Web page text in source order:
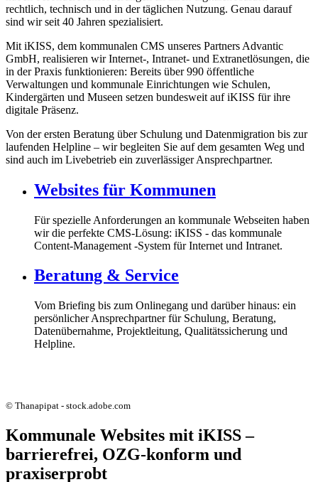
rechtlich, technisch und in der täglichen Nutzung. Genau darauf
sind wir seit 40 Jahren spezialisiert.
Mit iKISS, dem kommunalen CMS unseres Partners Advantic
GmbH, realisieren wir Internet-, Intranet- und Extranetlösungen, die
in der Praxis funktionieren: Bereits über 990 öffentliche
Verwaltungen und kommunale Einrichtungen wie Schulen,
Kindergärten und Museen setzen bundesweit auf iKISS für ihre
digitale Präsenz.
Von der ersten Beratung über Schulung und Datenmigration bis zur
laufenden Helpline – wir begleiten Sie auf dem gesamten Weg und
sind auch im Livebetrieb ein zuverlässiger Ansprechpartner.
Websites für Kommunen
Für spezielle Anforderungen an kommunale Webseiten haben
wir die perfekte CMS-Lösung: iKISS - das kommunale
Content-Management -System für Internet und Intranet.
Beratung & Service
Vom Briefing bis zum Onlinegang und darüber hinaus: ein
persönlicher Ansprechpartner für Schulung, Beratung,
Datenübernahme, Projektleitung, Qualitätssicherung und
Helpline.
© Thanapipat - stock.adobe.com
Kommunale Websites mit iKISS –
barrierefrei, OZG-konform und
praxiserprobt